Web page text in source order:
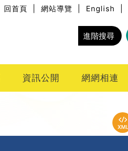
回首頁 網站導覽 English
進階搜尋
資訊公開 網網相連